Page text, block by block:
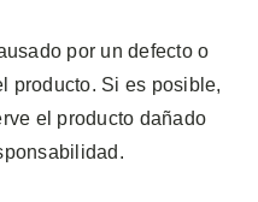
por un defecto o
producto. Si es posible,
el producto dañado